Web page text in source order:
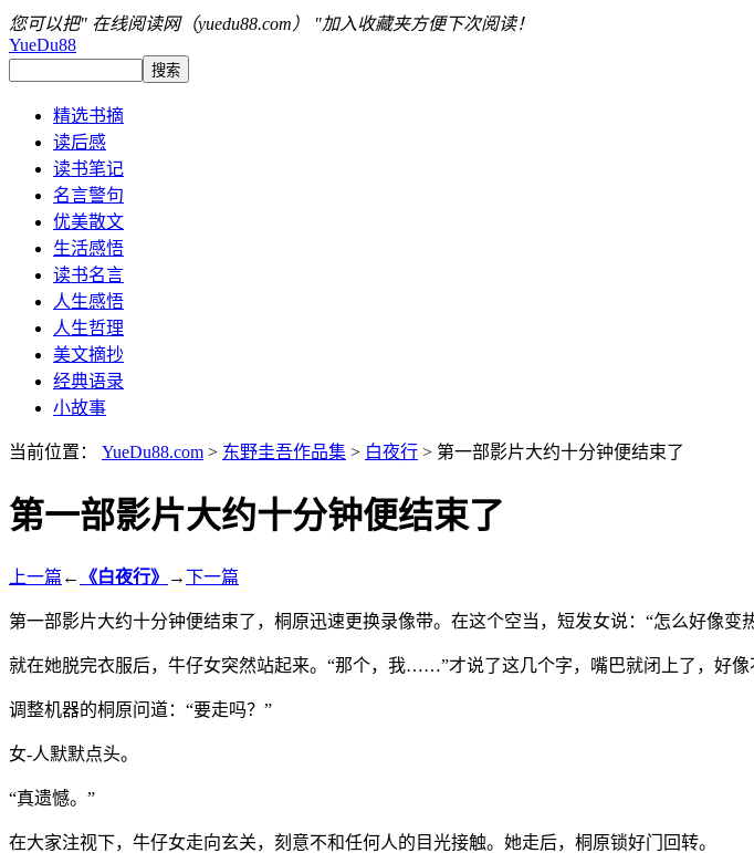
您可以把" 在线阅读网（yuedu88.com） "加入收藏夹方便下次阅读！
YueDu88
精选书摘
读后感
读书笔记
名言警句
优美散文
生活感悟
读书名言
人生感悟
人生哲理
美文摘抄
经典语录
小故事
当前位置： YueDu88.com > 东野圭吾作品集 > 白夜行 > 第一部影片大约十分钟便结束了
第一部影片大约十分钟便结束了
上一篇 ← 《白夜行》 →下一篇
第一部影片大约十分钟便结束了，桐原迅速更换录像带。在这个空当，短发女说：“怎么好像变
就在她脱完衣服后，牛仔女突然站起来。“那个，我……”才说了这几个字，嘴巴就闭上了，好像
调整机器的桐原问道：“要走吗？”
女-人默默点头。
“真遗憾。”
在大家注视下，牛仔女走向玄关，刻意不和任何人的目光接触。她走后，桐原锁好门回转。